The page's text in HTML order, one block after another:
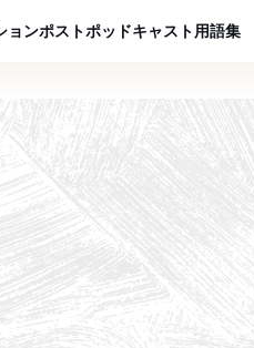
ョンポストポッドキャスト用語集